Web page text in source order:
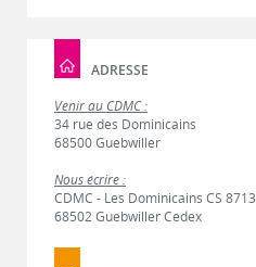
ADRESSE
Venir au CDMC :
34 rue des Dominicains
68500 Guebwiller
Nous écrire :
CDMC - Les Dominicains CS 8713
68502 Guebwiller Cedex